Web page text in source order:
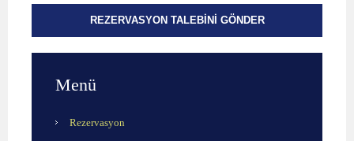
Menü
Rezervasyon